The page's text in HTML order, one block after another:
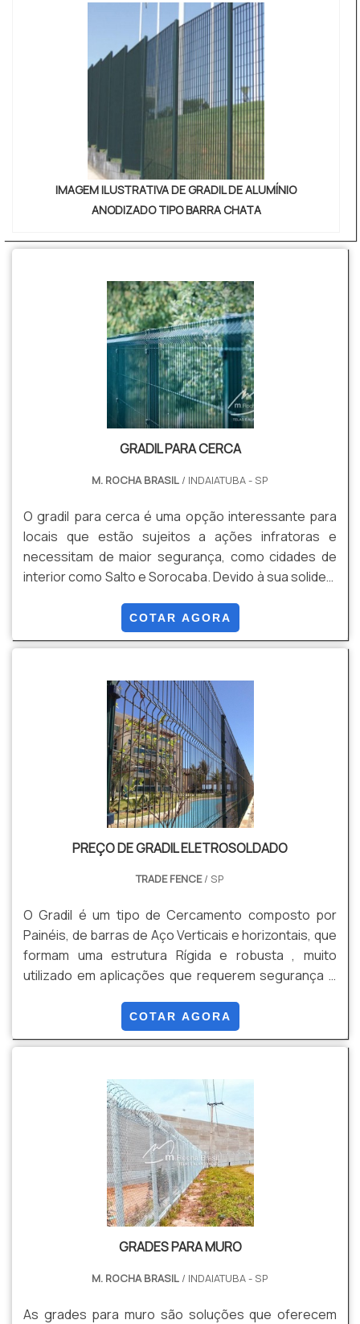
IMAGEM ILUSTRATIVA DE GRADIL DE ALUMÍNIO
ANODIZADO TIPO BARRA CHATA
GRADIL PARA CERCA
M. ROCHA BRASIL / INDAIATUBA - SP
O gradil para cerca é uma opção interessante para
locais que estão sujeitos a ações infratoras e
necessitam de maior segurança, como cidades de
interior como Salto e Sorocaba. Devido à sua solidez,
contar com diversas qualidades que favorecem a
escolha desse equipamento.Sobre o gradilO gradil
que tem como principal objetivo a proteção do local,
além de manter o visual arrojado, com revestimen.
COTAR AGORA
PREÇO DE GRADIL ELETROSOLDADO
TRADE FENCE/ SP
O Gradil é um tipo de Cercamento composto por
Painéis, de barras de Aço Verticais e horizontais, que
formam uma estrutura Rígida e robusta , muito
utilizado em aplicações que requerem segurança e
Aço Galvanizado com Pintura Eletrostática Epóxi , ou
com Revestimentos em PVC. Dentre suas Vantagens
Versatilidade, Facilidade e Rapidez de instalação
COTAR AGORA
GRADES PARA MURO
M. ROCHA BRASIL / INDAIATUBA - SP
As grades para muro são soluções que oferecem